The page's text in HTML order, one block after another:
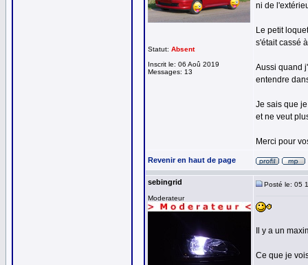
Statut: Absent
Inscrit le: 06 Aoû 2019
Messages: 13
ni de
Le petit
s'était cassé
Aussi quand
entendre
Je sais que
et ne veut
Merci pour
Revenir en haut de page
sebingrid
Moderateur
Posté le: 05
Il y a un
Ce que je